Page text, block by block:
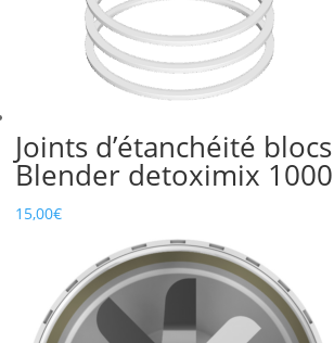
Joints d’étanchéité
Blender detoximix 1000
15,00€